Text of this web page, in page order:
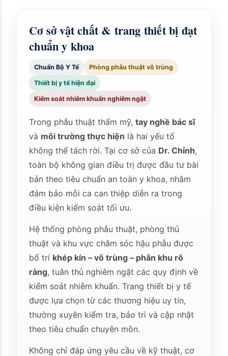
Cơ sở vật chất & trang thiết bị đạt
chuẩn y khoa
Chuẩn Bộ Y Tế Phòng phẫu thuật vô trùng
Thiết bị y tế hiện đại
Kiểm soát nhiễm khuẩn nghiêm ngặt
Trong phẫu thuật thẩm mỹ,tay nghề bác sĩ
và môi trường thực hiện là hai yếu tố
không thể tách rời. Tại cơ sở của Dr. Chỉnh,
toàn bộ không gian điều trị được đầu tư bài
bản theo tiêu chuẩn an toàn y khoa, nhằm
đảm bảo mỗi ca can thiệp diễn ra trong
điều kiện kiểm soát tối ưu.
Hệ thống phòng phẫu thuật, phòng thủ
thuật và khu vực chăm sóc hậu phẫu được
bố trí khép kín – vô trùng – phân khu rõ
ràng, tuân thủ nghiêm ngặt các quy định về
kiểm soát nhiễm khuẩn. Trang thiết bị y tế
được lựa chọn từ các thương hiệu uy tín,
thường xuyên kiểm tra, bảo trì và cập nhật
theo tiêu chuẩn chuyên môn.
Không chỉ đáp ứng yêu cầu về kỹ thuật, cơ